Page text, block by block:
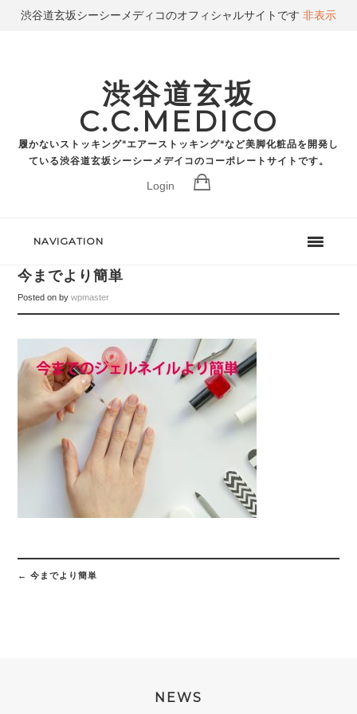
渋谷道玄坂
C.C.MEDICO
履かないストッキング"エアーストッキング"など美脚化粧品を開発し
ている渋谷道玄坂シーシーメデイコのコーポレートサイトです。
Login
NAVIGATION
今までより簡単
Posted onbywpmaster
Post
navigation
← 今までより簡単
NEWS
渋谷道玄坂シーシーメディコのオフィシャルサイトです 非表示